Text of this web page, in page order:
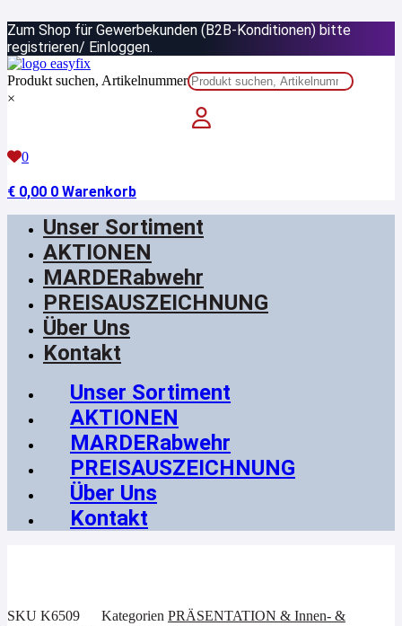
Inhalt
springen
Zum Shop für Gewerbekunden (B2B-Konditionen) bitte
registrieren/ Einloggen.
Produkt suchen, Artikelnummer
×
0
€ 0,00 0 Warenkorb
Unser Sortiment
AKTIONEN
MARDERabwehr
PREISAUSZEICHNUNG
Über Uns
Kontakt
Unser Sortiment
AKTIONEN
MARDERabwehr
PREISAUSZEICHNUNG
Über Uns
Kontakt
SKU K6509 Kategorien PRÄSENTATION & Innen- &